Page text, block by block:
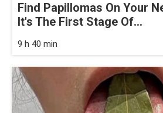
Find Papillomas On Your
It's The First Stage Of...
9 h 40 min